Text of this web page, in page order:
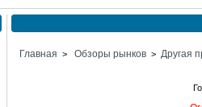
Главная > Обзоры рынков > Другая